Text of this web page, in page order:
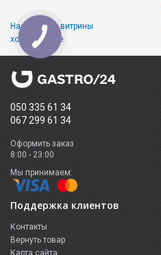
Настольные витрины
холодильные
050 335 61 34
067 299 61 34
Оформить заказ
8:00 - 23:00
Мы принимаем:
Поддержка клиентов
Контакты
Вернуть товар
Карта сайта